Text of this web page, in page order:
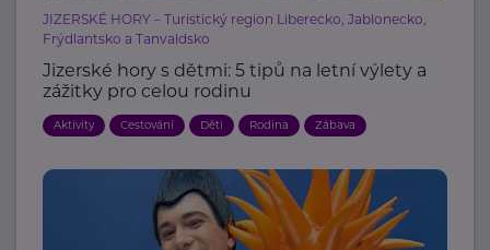
JIZERSKÉ HORY – Turistický region Liberecko, Jablonecko,
Frýdlantsko a Tanvaldsko
Jizerské hory s dětmi: 5 tipů na letní výlety a
zážitky pro celou rodinu
Aktivity Cestování Děti Rodina Zábava